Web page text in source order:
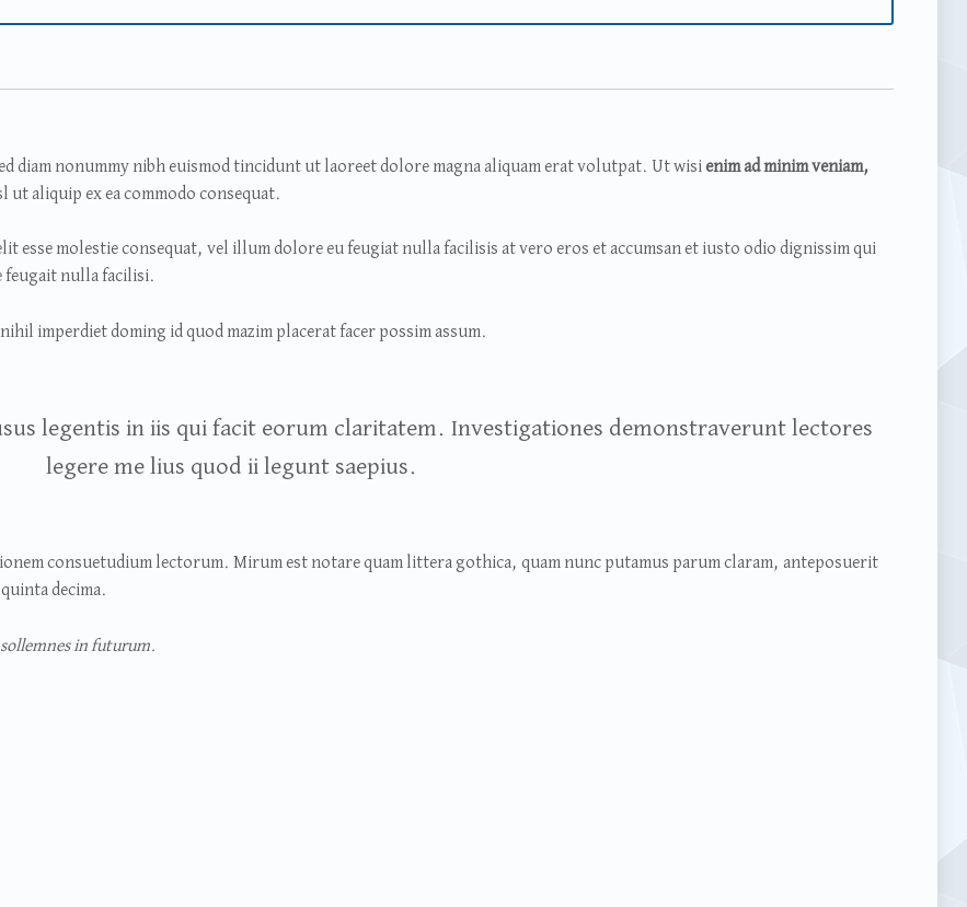
diam nonummy nibh euismod tincidunt ut laoreet dolore magna aliquam erat volutpat. Ut wisienim ad minim veniam,
aliquip ex ea commodo consequat.
esse molestie consequat, vel illum dolore eu feugiat nulla facilisis at vero eros et accumsan et iusto odio dignissim qui
feugait nulla facilisi.
imperdiet doming id quod mazim placerat facer possim assum.
legentis in iis qui facit eorum claritatem. Investigationes demonstraverunt lectores
legere me lius quod ii legunt saepius.
consuetudium lectorum. Mirum est notare quam littera gothica, quam nunc putamus parum claram, anteposuerit
decima.
in futurum.